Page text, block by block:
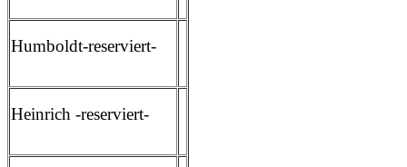
Humboldt-reserviert-
Heinrich -reserviert-